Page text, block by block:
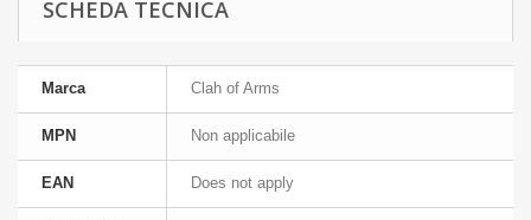
SCHEDA TECNICA
Marca Clah of Arms
MPN Non applicabile
EAN Does not apply